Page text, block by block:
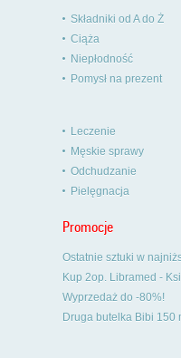
Składniki od A do Ż
Ciąża
Niepłodność
Pomysł na prezent
Leczenie
Męskie sprawy
Odchudzanie
Pielęgnacja
Promocje
Ostatnie sztuki w
Kup 2op. Libramed -
Wyprzedaż do -80%!
Druga butelka Bibi 150